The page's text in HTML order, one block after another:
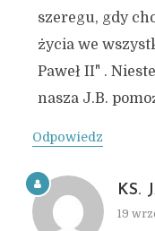
szeregu, gdy
życia we
Paweł II" .
nasza J.B.
Odpowiedz
KS.
19